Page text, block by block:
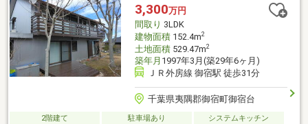
3,300万円
間取り 3LDK
建物面積152.4m2
土地面積529.47m2
築年月 1997年3月(築29年6ヶ月)
ＪＲ外房線 御宿駅 徒歩31分
千葉県夷隅郡御宿町御宿台
2階建て 駐車場あり
システムキッチン